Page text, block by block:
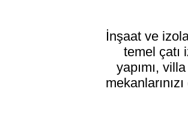
İnşaat ve
temel çatı
yapımı,